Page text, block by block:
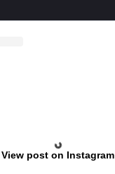
View post on Instagram